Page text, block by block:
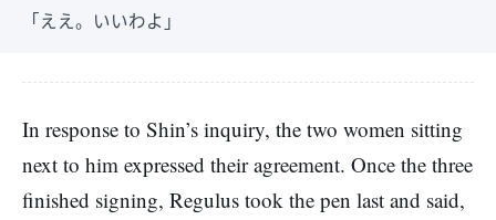
「ええ。いいわよ」
In response to Shin’s inquiry, the two women sitting
next to him expressed their agreement. Once the three
finished signing, Regulus took the pen last and said,